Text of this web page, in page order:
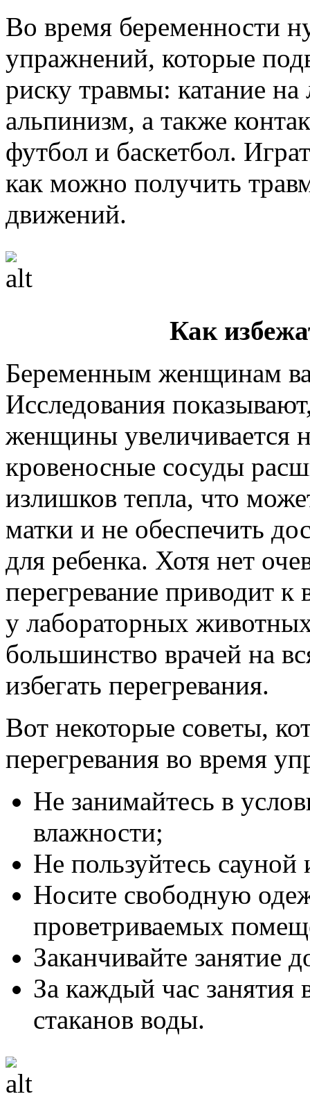
Во время беременности
упражнений, которые
риску травмы: катание
альпинизм, а также
футбол и баскетбол.
как можно получить
движений.
Как
Беременным женщинам
Исследования
женщины увеличивается
кровеносные сосуды
излишков тепла, что
матки и не обеспечить
для ребенка. Хотя нет
перегревание приводит
у лабораторных
большинство врачей на
избегать перегревания.
Вот некоторые советы,
перегревания во время
Не занимайтесь в
влажности;
Не пользуйтесь
Носите свободную
проветриваемых
Заканчивайте занятие
За каждый час занятия
стаканов воды.